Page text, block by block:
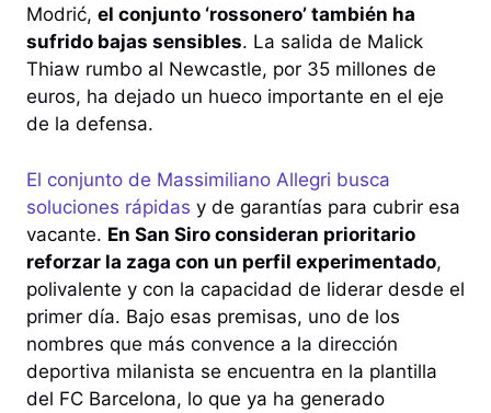
Modrić, el conjunto ‘rossonero’ también ha
sufrido bajas sensibles. La salida de Malick
Thiaw rumbo al Newcastle, por 35 millones de
euros, ha dejado un hueco importante en el eje
de la defensa.
El conjunto de Massimiliano Allegri busca
soluciones rápidas y de garantías para cubrir esa
vacante. En San Siro consideran prioritario
reforzar la zaga con un perfil experimentado,
polivalente y con la capacidad de liderar desde el
primer día. Bajo esas premisas, uno de los
nombres que más convence a la dirección
deportiva milanista se encuentra en la plantilla
del FC Barcelona, lo que ya ha generado